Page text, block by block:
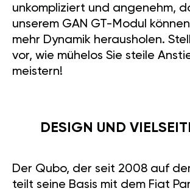
unkompliziert und angenehm,
unserem GAN GT-Modul
mehr Dynamik herausholen.
vor, wie mühelos Sie steile
meistern!
DESIGN UND
Der Qubo, der seit 2008 auf
teilt seine Basis mit dem Fiat